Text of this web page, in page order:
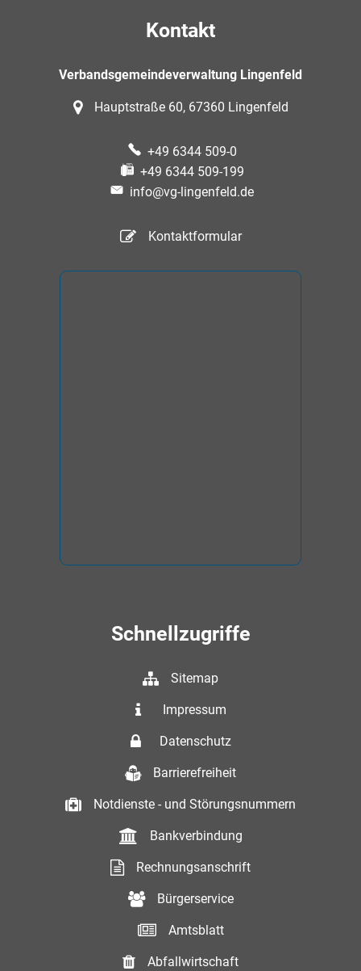
Kontakt
Verbandsgemeindeverwaltung Lingenfeld
Hauptstraße 60, 67360 Lingenfeld
+49 6344 509-0
+49 6344 509-199
info@vg-lingenfeld.de
Kontaktformular
Schnellzugriffe
Sitemap
Impressum
Datenschutz
Barrierefreiheit
Notdienste - und Störungsnummern
Bankverbindung
Rechnungsanschrift
Bürgerservice
Amtsblatt
Abfallwirtschaft